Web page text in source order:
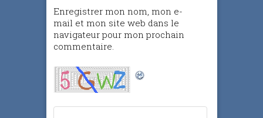
Enregistrer mon nom, mon e-
mail et mon site web dans le
navigateur pour mon prochain
commentaire.